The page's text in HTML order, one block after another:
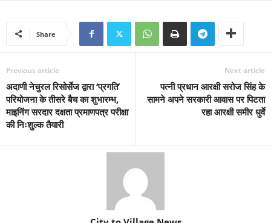
Share
Previous article
अदाणी नेचुरल रिसोर्सेज द्वारा ‘प्रगति’
परियोजना के तीसरे बैच का शुभारम्भ,
माइनिंग सरदार दक्षता प्रमाणपत्र परीक्षा
की निःशुल्क तैयारी
Next article
पत्नी प्रधान आरक्षी सरोज सिंह के
सामने अपने सरकारी आवास पर पिटता
रहा आरक्षी समीर धुर्वे